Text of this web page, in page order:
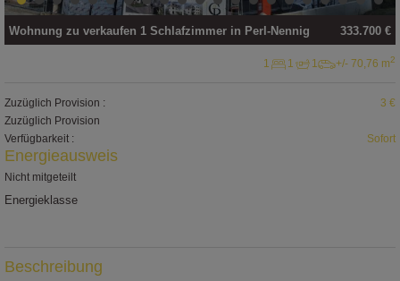
333.700 €
Wohnung zu verkaufen 1 Schlafzimmer in Perl-Nennig
1 1 1 +/- 70,76 m2
Zuzüglich Provision :
3 €
Zuzüglich Provision
Verfügbarkeit :
Sofort
Energieausweis
Nicht mitgeteilt
Energieklasse
Beschreibung